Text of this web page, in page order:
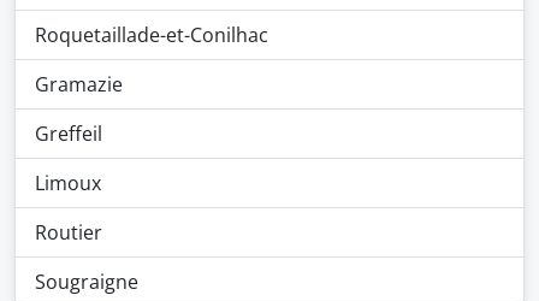
Roquetaillade-et-Conilhac
Gramazie
Greffeil
Limoux
Routier
Sougraigne